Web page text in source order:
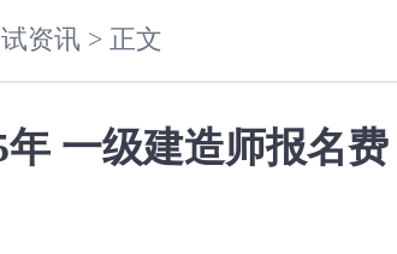
资讯 > 正文
年 一级建造师报名费